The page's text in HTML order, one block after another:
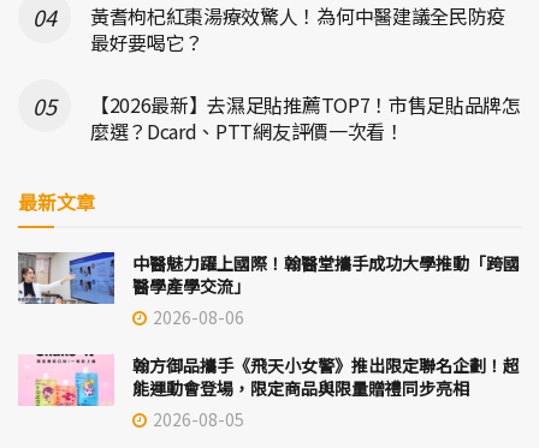
黃耆枸杞紅棗湯療效驚人！為何中醫建議全民防疫
最好要喝它？
【2026最新】去濕足貼推薦TOP7！市售足貼品牌怎
麼選？Dcard、PTT網友評價一次看！
最新文章
中醫魅力躍上國際！翰醫堂攜手成功大學推動「跨國
醫學產學交流」
2026-08-06
翰方御品攜手《飛天小女警》推出限定聯名企劃！超
能運動會登場，限定商品與限量贈禮同步亮相
2026-08-05